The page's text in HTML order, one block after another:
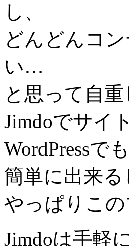
し、
どんどんコ
い…
と思って自
Jimdoでサイ
WordPressでも
簡単に出来
やっぱりこ
Jimdoは手軽